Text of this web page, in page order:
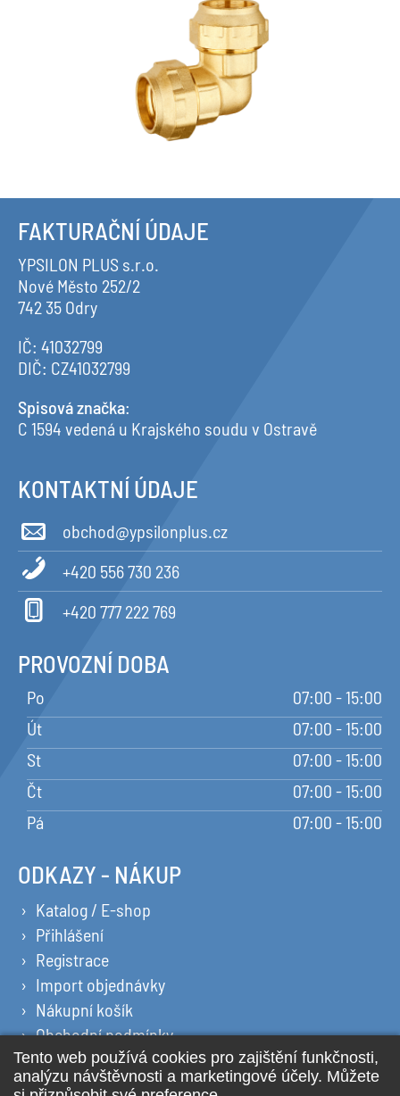
FAKTURAČNÍ ÚDAJE
YPSILON PLUS s.r.o.
Nové Město 252/2
742 35 Odry
IČ: 41032799
DIČ: CZ41032799
Spisová značka:
C 1594 vedená u Krajského soudu v Ostravě
KONTAKTNÍ ÚDAJE
obchod@ypsilonplus.cz
+420 556 730 236
+420 777 222 769
PROVOZNÍ DOBA
Po
07:00 - 15:00
Út
07:00 - 15:00
St
07:00 - 15:00
Čt
07:00 - 15:00
Pá
07:00 - 15:00
ODKAZY - NÁKUP
Katalog / E-shop
Přihlášení
Registrace
Import objednávky
Nákupní košík
Obchodní podmínky
Ochrana osobních údajů
Prohlášení o cookies